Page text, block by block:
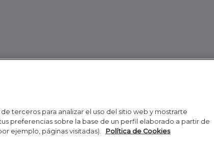
terceros para analizar el uso del sitio web y mostrarte
preferencias sobre la base de un perfil elaborado a partir de
ejemplo, páginas visitadas).
Política de Cookies